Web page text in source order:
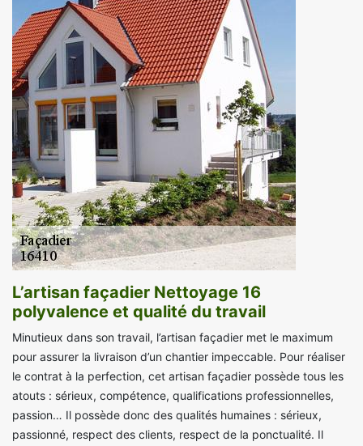
L’artisan façadier Nettoyage 16
polyvalence et qualité du travail
Minutieux dans son travail, l’artisan façadier met le maximum
pour assurer la livraison d’un chantier impeccable. Pour réaliser
le contrat à la perfection, cet artisan façadier possède tous les
atouts : sérieux, compétence, qualifications professionnelles,
passion… Il possède donc des qualités humaines : sérieux,
passionné, respect des clients, respect de la ponctualité. Il